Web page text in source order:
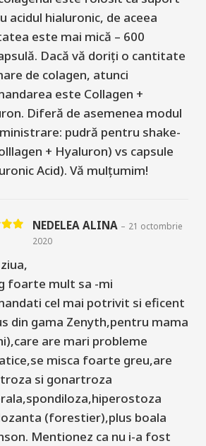
acidul hialuronic, de aceea
este mai mică – 600
Dacă vă doriți o cantitate
de colagen, atunci
este Collagen +
Diferă de asemenea modul
pudră pentru shake-
+ Hyaluron) vs capsule
Acid). Vă mulțumim!
5din 5
NEDELEA ALINA – 21 octombrie
2020
foarte mult sa -mi
cel mai potrivit si eficent
din gama Zenyth,pentru mama
are mari probleme
misca foarte greu,are
si gonartroza
(forestier),plus boala
Mentionez ca nu i-a fost